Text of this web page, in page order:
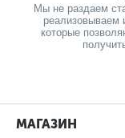
Мы не раздаем
реализовываем
которые
МАГАЗИН